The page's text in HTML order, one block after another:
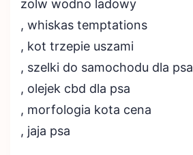
zolw wodno ladowy
, whiskas temptations
, kot trzepie uszami
, szelki do samochodu dla psa
, olejek cbd dla psa
, morfologia kota cena
, jaja psa